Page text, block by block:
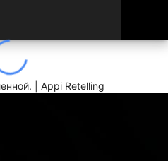
| Appi Retelling